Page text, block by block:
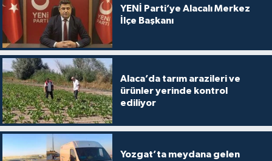
YENİ Parti’ye Alacalı Merkez
İlçe Başkanı
Alaca’da tarım arazileri ve
ürünler yerinde kontrol
ediliyor
Yozgat’ta meydana gelen